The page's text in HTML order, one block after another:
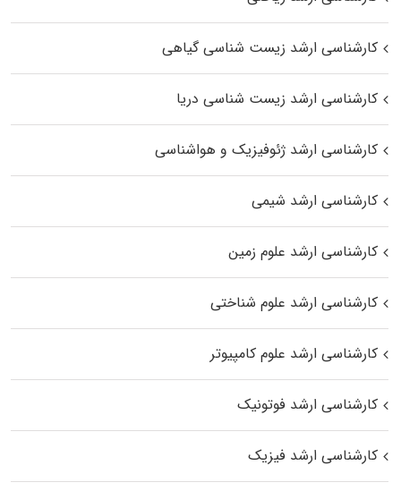
کارشناسی ارشد زیست‌ شناسی گیاهی
کارشناسی ارشد زیست‌ شناسی دریا
کارشناسی ارشد ژئوفیزیک و هواشناسی
کارشناسی ارشد شیمی
کارشناسی ارشد علوم زمین
کارشناسی ارشد علوم شناختی
کارشناسی ارشد علوم کامپیوتر
کارشناسی ارشد فوتونیک
کارشناسی ارشد فیزیک